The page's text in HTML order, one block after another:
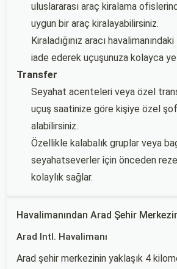
uluslararası araç kiralama
uygun bir araç kiralayabilirsiniz.
Kiraladığınız aracı
iade ederek uçuşunuza kolayca
Transfer
Seyahat acenteleri veya özel
uçuş saatinize göre kişiye özel
alabilirsiniz.
Özellikle kalabalık gruplar veya
seyahatseverler için önceden
kolaylık sağlar.
Havalimanından Arad Şehir
Arad Intl. Havalimanı
Arad şehir merkezinin yaklaşık 4